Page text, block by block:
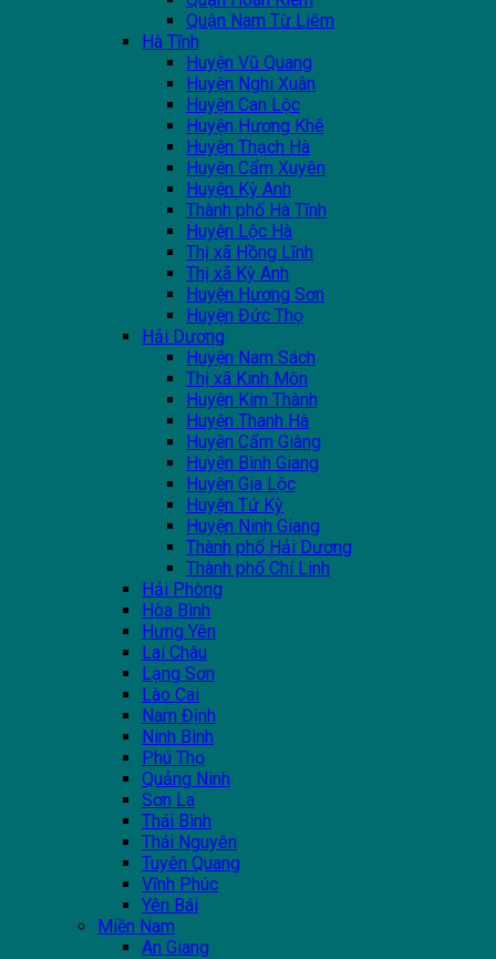
Quận Nam Từ Liêm
Hà Tĩnh
Huyện Vũ Quang
Huyện Nghi Xuân
Huyện Can Lộc
Huyện Hương Khê
Huyện Thạch Hà
Huyện Cẩm Xuyên
Huyện Kỳ Anh
Thành phố Hà Tĩnh
Huyện Lộc Hà
Thị xã Hồng Lĩnh
Thị xã Kỳ Anh
Huyện Hương Sơn
Huyện Đức Thọ
Hải Dương
Huyện Nam Sách
Thị xã Kinh Môn
Huyện Kim Thành
Huyện Thanh Hà
Huyện Cẩm Giàng
Huyện Bình Giang
Huyện Gia Lộc
Huyện Tứ Kỳ
Huyện Ninh Giang
Thành phố Hải Dương
Thành phố Chí Linh
Hải Phòng
Hòa Bình
Hưng Yên
Lai Châu
Lạng Sơn
Lào Cai
Nam Định
Ninh Bình
Phú Thọ
Quảng Ninh
Sơn La
Thái Bình
Thái Nguyên
Tuyên Quang
Vĩnh Phúc
Yên Bái
Miền Nam
An Giang